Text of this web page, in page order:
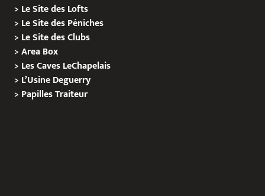
> Le Site des Lofts
> Le Site des Péniches
> Le Site des Clubs
>Area Box
> Les Caves LeChapelais
> L’Usine Deguerry
> PapillesTraiteur